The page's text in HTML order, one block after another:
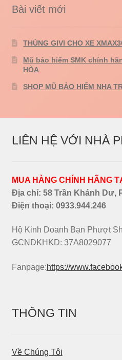
Bài viết mới
THÙNG GIVI CHO XE
Mũ bảo hiểm SMK chính
HÒA
SHOP MŨ BẢO HIỂM NHA
LIÊN HỆ VỚI NHÀ
MUA HÀNG CHÍNH HÃNG
Địa chỉ: 58 Trần Khánh Dư,
Điện thoại: 0933.944.246
Hộ Kinh Doanh Bạn Phượt
GCNDKHKD: 37A8029077
Fanpage:https://
THÔNG TIN
Về Chúng Tôi